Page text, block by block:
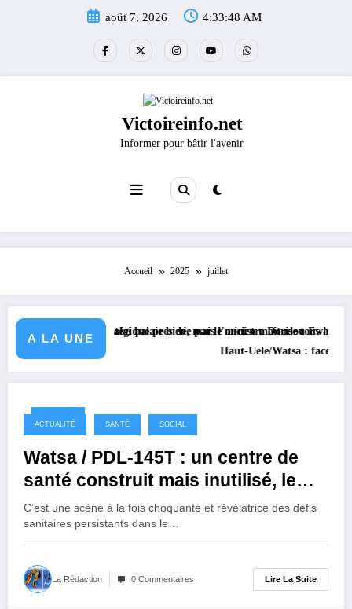
août 7, 2026 4:33:49 AM
Victoireinfo.net
Informer pour bâtir l'avenir
Accueil 2025 juillet
A LA UNE
présidée par le ministre Doudou Fwamba
balai balaie bien, mais l’ancien maîtrise tous les coins », lance
Haut-Uele/Watsa : face à la hausse des
1 an ago
ACTUALITÉ SANTÉ SOCIAL
Watsa / PDL-145T : un centre de
santé construit mais inutilisé, le
député Jean-Marc Mambidi
s’indigne et promet un plaidoyer à
Kinshasa
C’est une scène à la fois choquante et révélatrice des défis
sanitaires persistants dans le…
La Rédaction 0 Commentaires Lire La Suite